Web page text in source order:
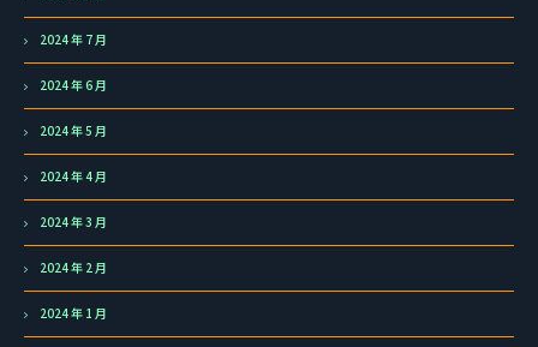
2024 年 7 月
2024 年 6 月
2024 年 5 月
2024 年 4 月
2024 年 3 月
2024 年 2 月
2024 年 1 月